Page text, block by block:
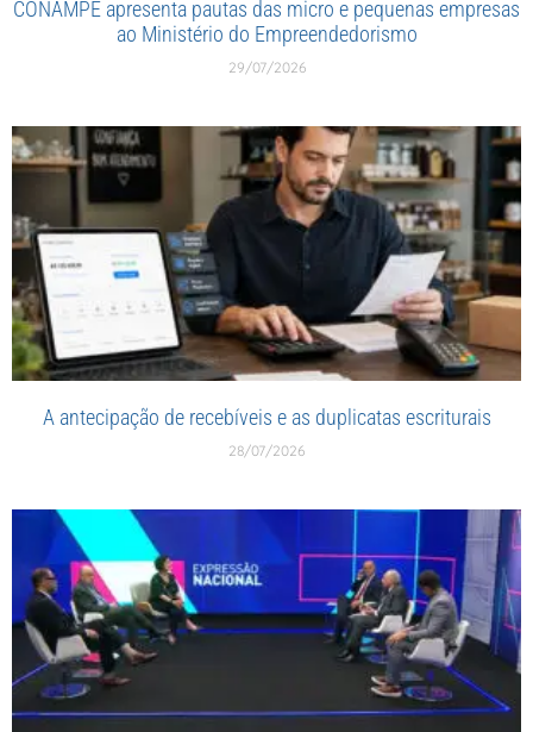
CONAMPE apresenta pautas das micro e pequenas empresas
ao Ministério do Empreendedorismo
29/07/2026
A antecipação de recebíveis e as duplicatas escriturais
28/07/2026